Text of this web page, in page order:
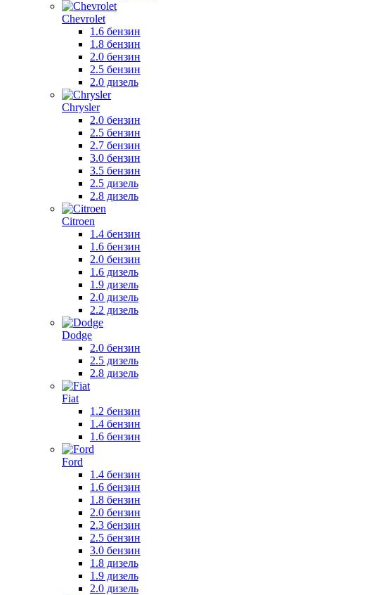
Chevrolet
1.6 бензин
1.8 бензин
2.0 бензин
2.5 бензин
2.0 дизель
Chrysler
2.0 бензин
2.5 бензин
2.7 бензин
3.0 бензин
3.5 бензин
2.5 дизель
2.8 дизель
Citroen
1.4 бензин
1.6 бензин
2.0 бензин
1.6 дизель
1.9 дизель
2.0 дизель
2.2 дизель
Dodge
2.0 бензин
2.5 дизель
2.8 дизель
Fiat
1.2 бензин
1.4 бензин
1.6 бензин
Ford
1.4 бензин
1.6 бензин
1.8 бензин
2.0 бензин
2.3 бензин
2.5 бензин
3.0 бензин
1.8 дизель
1.9 дизель
2.0 дизель